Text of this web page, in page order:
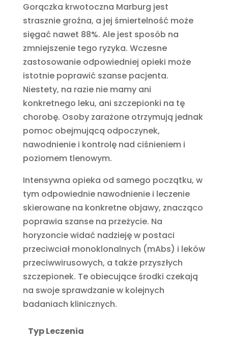
Gorączka krwotoczna Marburg jest
strasznie groźna, a jej śmiertelność może
sięgać nawet 88%. Ale jest sposób na
zmniejszenie tego ryzyka. Wczesne
zastosowanie odpowiedniej opieki może
istotnie poprawić szanse pacjenta.
Niestety, na razie nie mamy ani
konkretnego leku, ani szczepionki na tę
chorobę. Osoby zarażone otrzymują jednak
pomoc obejmującą odpoczynek,
nawodnienie i kontrolę nad ciśnieniem i
poziomem tlenowym.
Intensywna opieka od samego początku, w
tym odpowiednie nawodnienie i leczenie
skierowane na konkretne objawy, znacząco
poprawia szanse na przeżycie. Na
horyzoncie widać nadzieję w postaci
przeciwciał monoklonalnych (mAbs) i leków
przeciwwirusowych, a także przyszłych
szczepionek. Te obiecujące środki czekają
na swoje sprawdzanie w kolejnych
badaniach klinicznych.
Typ Leczenia